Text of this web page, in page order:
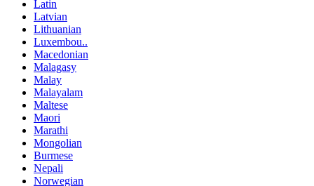
Latin
Latvian
Lithuanian
Luxembou..
Macedonian
Malagasy
Malay
Malayalam
Maltese
Maori
Marathi
Mongolian
Burmese
Nepali
Norwegian